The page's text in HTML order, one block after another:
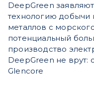
DeepGreen
технологию добычи
металлов с
потенциальный
производство
DeepGreen не врут:
Glencore